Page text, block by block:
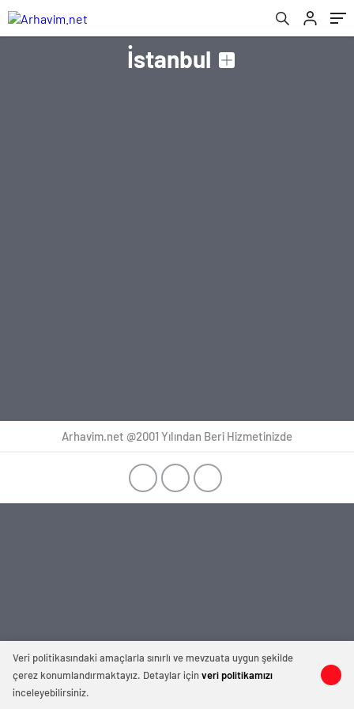
İstanbul
Arhavim.net @2001 Yılından Beri Hizmetinizde
Veri politikasındaki amaçlarla sınırlı ve mevzuata uygun şekilde
çerez konumlandırmaktayız. Detaylar içinveri politikamızı
inceleyebilirsiniz.